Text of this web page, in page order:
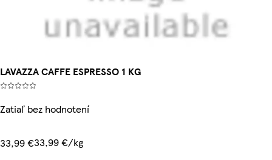
LAVAZZA CAFFE ESPRESSO 1 KG
Zatiaľ bez hodnotení
33,99 €33,99 €/kg